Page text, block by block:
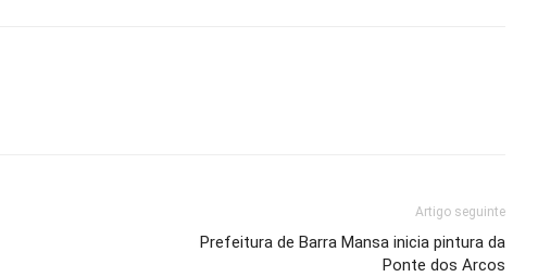
Artigo seguinte
Prefeitura de Barra Mansa inicia pintura da
Ponte dos Arcos